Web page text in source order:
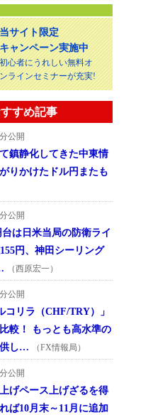
当サイト限定
キャンペーン実施中
初心者にうれしい無料オ
ンラインセミナーが充実!
すめ記事
公開
鎮静化してきた中東情
りかけたドル円またも
公開
は日米当局の防衛ライ
円、神田シーリング
（西原宏一）
公開
リラ（CHF/TRY）」
較！ もっとも高水準の
供し…
（FX情報局）
公開
げペース上げざるを得
ば10月末～11月に追加